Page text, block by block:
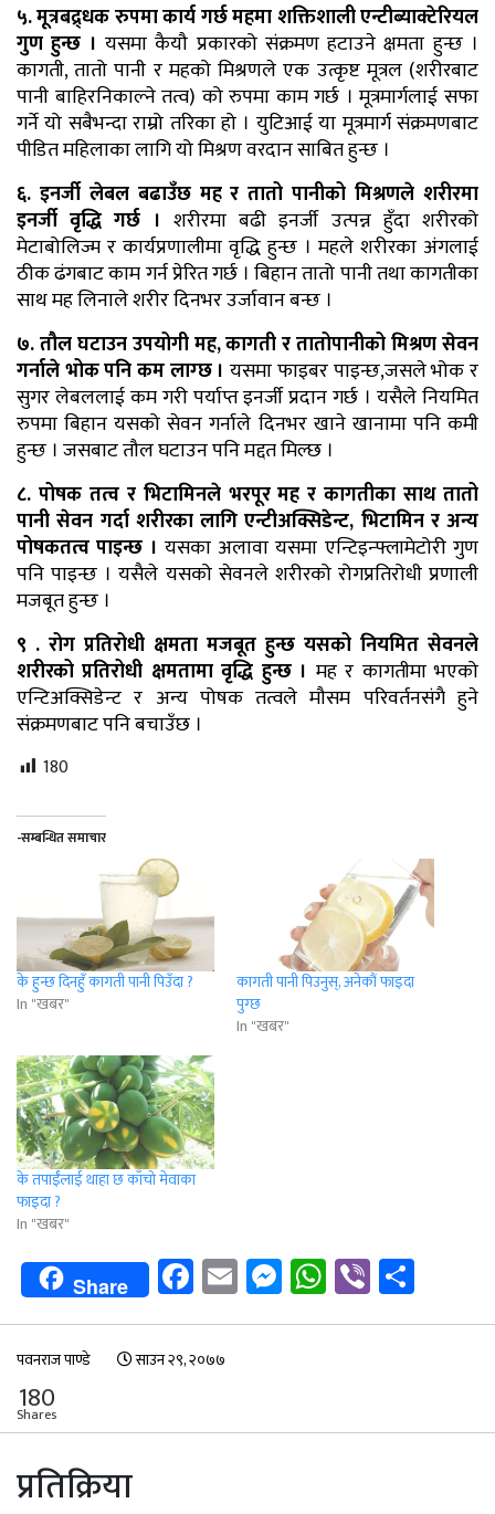
५. मूत्रबद्र्धक रुपमा कार्य गर्छ महमा शक्तिशाली एन्टीब्याक्टेरियल
गुण हुन्छ । यसमा कैयौ प्रकारको संक्रमण हटाउने क्षमता हुन्छ ।
कागती, तातो पानी र महको मिश्रणले एक उत्कृष्ट मूत्रल (शरीरबाट
पानी बाहिरनिकाल्ने तत्व) को रुपमा काम गर्छ । मूत्रमार्गलाई सफा
गर्ने यो सबैभन्दा राम्रो तरिका हो । युटिआई या मूत्रमार्ग संक्रमणबाट
पीडित महिलाका लागि यो मिश्रण वरदान साबित हुन्छ ।
६. इनर्जी लेबल बढाउँछ मह र तातो पानीको मिश्रणले शरीरमा
इनर्जी वृद्धि गर्छ । शरीरमा बढी इनर्जी उत्पन्न हुँदा शरीरको
मेटाबोलिज्म र कार्यप्रणालीमा वृद्धि हुन्छ । महले शरीरका अंगलाई
ठीक ढंगबाट काम गर्न प्रेरित गर्छ । बिहान तातो पानी तथा कागतीका
साथ मह लिनाले शरीर दिनभर उर्जावान बन्छ ।
७. तौल घटाउन उपयोगी मह, कागती र तातोपानीको मिश्रण सेवन
गर्नाले भोक पनि कम लाग्छ । यसमा फाइबर पाइन्छ,जसले भोक र
सुगर लेबललाई कम गरी पर्याप्त इनर्जी प्रदान गर्छ । यसैले नियमित
रुपमा बिहान यसको सेवन गर्नाले दिनभर खाने खानामा पनि कमी
हुन्छ । जसबाट तौल घटाउन पनि मद्दत मिल्छ ।
८. पोषक तत्व र भिटामिनले भरपूर मह र कागतीका साथ तातो
पानी सेवन गर्दा शरीरका लागि एन्टीअक्सिडेन्ट, भिटामिन र अन्य
पोषकतत्व पाइन्छ । यसका अलावा यसमा एन्टिइन्फ्लामेटोरी गुण
पनि पाइन्छ । यसैले यसको सेवनले शरीरको रोगप्रतिरोधी प्रणाली
मजबूत हुन्छ ।
९ . रोग प्रतिरोधी क्षमता मजबूत हुन्छ यसको नियमित सेवनले
शरीरको प्रतिरोधी क्षमतामा वृद्धि हुन्छ । मह र कागतीमा भएको
एन्टिअक्सिडेन्ट र अन्य पोषक तत्वले मौसम परिवर्तनसंगै हुने
संक्रमणबाट पनि बचाउँछ ।
180
-सम्बन्धित समाचार
के हुन्छ दिनहुँ कागती पानी पिउँदा ?
In "खबर"
कागती पानी पिउनुस्, अनेकौं फाइदा
पुग्छ
In "खबर"
के तपाईँलाई थाहा छ काँचो मेवाका
फाइदा ?
In "खबर"
Share Facebook
EmailMessenger
WhatsApp
Viber
पवनराज पाण्डे साउन २९, २०७७
180
Shares
प्रतिक्रिया